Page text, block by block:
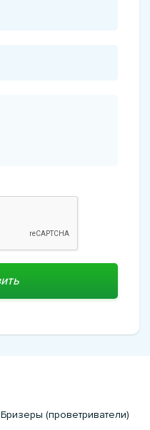
Бризеры (проветриватели)